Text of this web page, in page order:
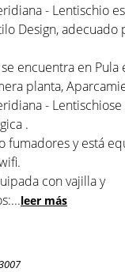
- Lentischio
Design,
encuentra en Pula
planta,
-
.
fumadores y está
con vajilla y
...leer más